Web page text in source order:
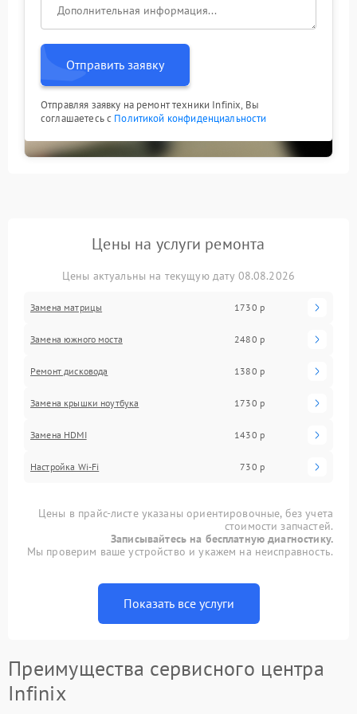
Отправить заявку
Отправляя заявку на ремонт техники Infinix, Вы
соглашаетесь с Политикой конфиденциальности
Цены на услуги ремонта
Цены актуальны на текущую дату 08.08.2026
Замена матрицы 1730 р
Замена южного моста 2480 р
Ремонт дисковода 1380 р
Замена крышки ноутбука 1730 р
Замена HDMI 1430 р
Настройка Wi-Fi 730 р
Цены в прайс-листе указаны ориентировочные, без учета
стоимости запчастей.
Записывайтесь на бесплатную диагностику.
Мы проверим ваше устройство и укажем на неисправность.
Показать все услуги
Преимущества сервисного центра
Infinix